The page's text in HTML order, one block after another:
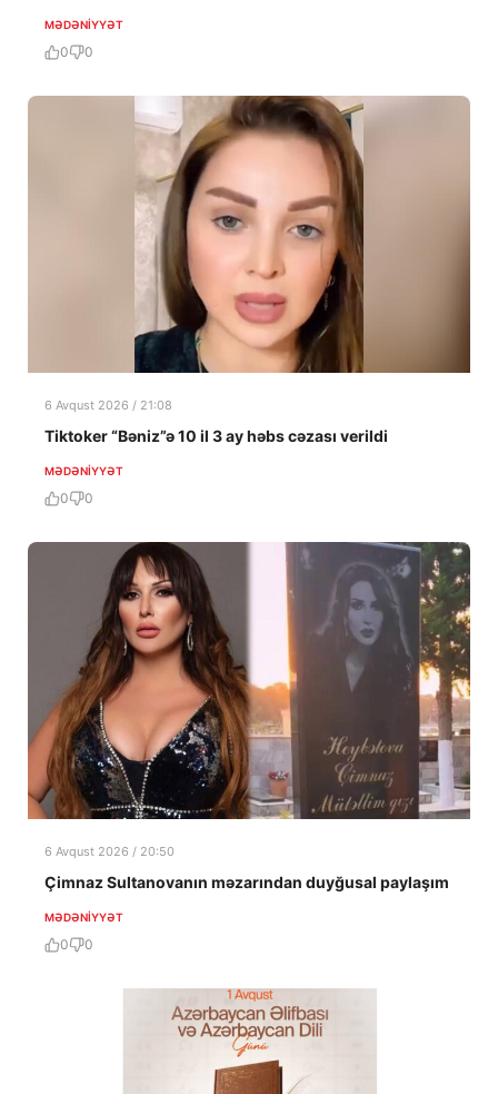
MƏDƏNIYYƏT
0 0
6 Avqust 2026 / 21:08
Tiktoker “Bəniz”ə 10 il 3 ay həbs cəzası verildi
MƏDƏNIYYƏT
0 0
6 Avqust 2026 / 20:50
Çimnaz Sultanovanın məzarından duyğusal paylaşım
MƏDƏNIYYƏT
0 0